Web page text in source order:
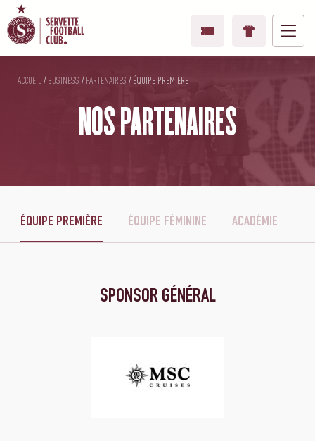
ACCUEIL /BUSINESS /PARTENAIRES /ÉQUIPE PREMIÈRE
NOS PARTENAIRES
ÉQUIPE PREMIÈRE ÉQUIPE FÉMININE ACADÉMIE
SPONSOR GÉNÉRAL